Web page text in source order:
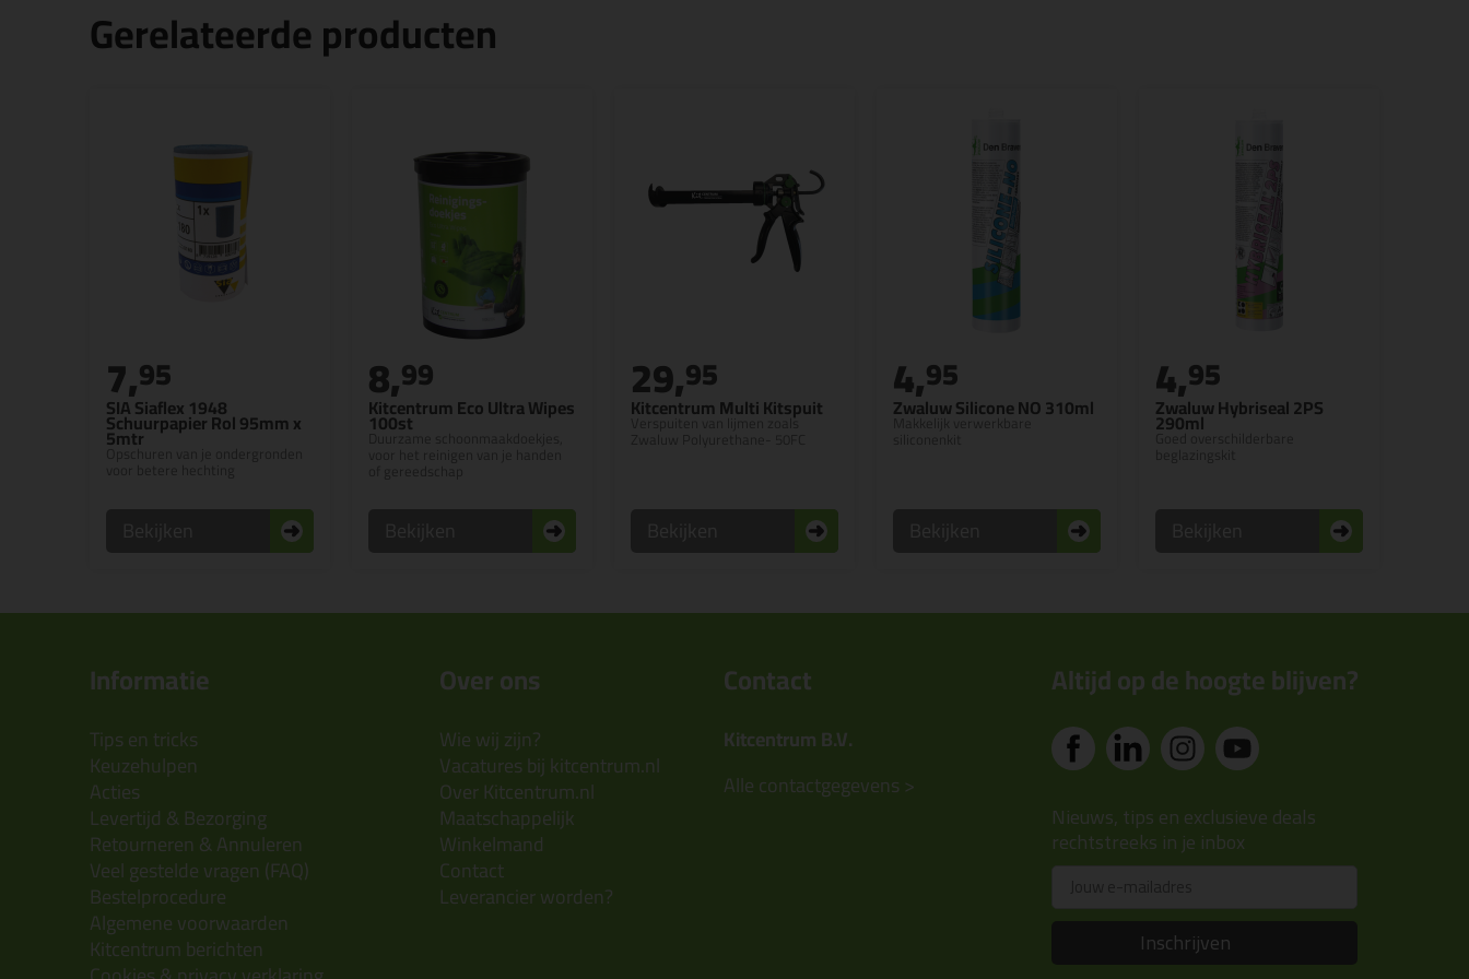
Gerelateerde producten
SIA Siaflex 1948
Schuurpapier Rol 95mm x
5mtr
Opschuren van je ondergronden
7,95
Kitcentrum Eco Ultra Wipes
100st
Duurzame schoonmaakdoekjes,
8,99
Kitcentrum Multi Kitspuit
Verspuiten van lijmen zoals
29,95
Zwaluw Silicone NO 310ml
Makkelijk verwerkbare
4,95
Zwaluw Hybriseal 2PS
290ml
Goed overschilderbare
4,95
Informatie
Tips en tricks
Keuzehulpen
Acties
Levertijd & Bezorging
Retourneren & Annuleren
Veel gestelde vragen (FAQ)
Bestelprocedure
Algemene voorwaarden
Kitcentrum berichten
Over ons
Wie wij zijn?
Vacatures bij kitcentrum.nl
Over Kitcentrum.nl
Maatschappelijk
Winkelmand
Contact
Leverancier worden?
Contact
Kitcentrum B.V.
Alle contactgegevens >
Altijd op de hoogte blijven?
Nieuws, tips en exclusieve deals
rechtstreeks in je inbox
Inschrijven